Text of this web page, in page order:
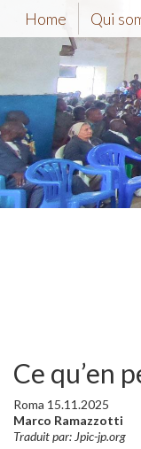
Home Qui
Ce qu’en
Roma 15.11.2025
Marco Ramazzotti
Traduit par: Jpic-jp.org